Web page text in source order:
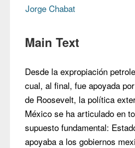
Jorge Chabat
Main Text
Desde la expropiación
cual, al final, fue apoyada
de Roosevelt, la política
México se ha articulado en
supuesto fundamental:
apoyaba a los gobiernos